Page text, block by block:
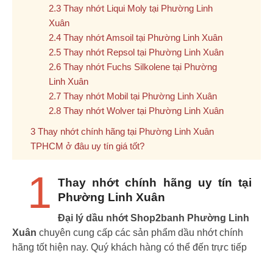
Thay nhớt Liqui Moly tại Phường Linh
Xuân
Thay nhớt Amsoil tại Phường Linh Xuân
Thay nhớt Repsol tại Phường Linh Xuân
Thay nhớt Fuchs Silkolene tại Phường
Linh Xuân
Thay nhớt Mobil tại Phường Linh Xuân
Thay nhớt Wolver tại Phường Linh Xuân
Thay nhớt chính hãng tại Phường Linh Xuân
TPHCM ở đâu uy tín giá tốt?
1
Thay nhớt chính hãng uy tín tại
Phường Linh Xuân
Đại lý dầu nhớt Shop2banh Phường Linh
Xuân chuyên cung cấp các sản phẩm dầu nhớt chính
hãng tốt hiện nay. Quý khách hàng có thể đến trực tiếp